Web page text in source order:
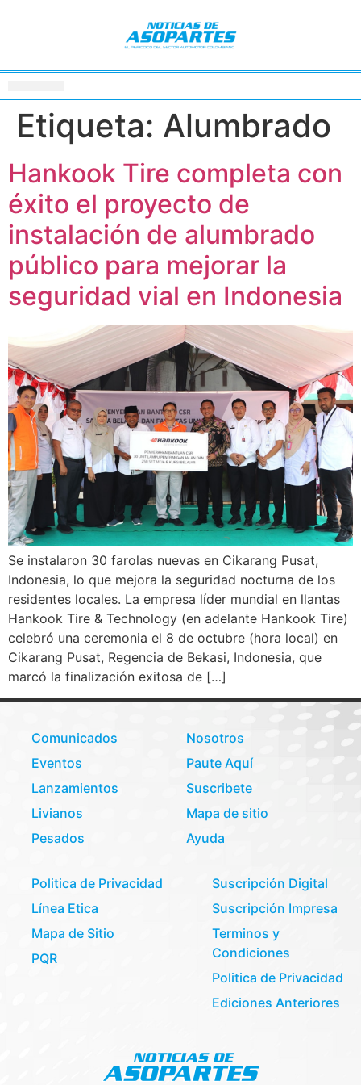
Etiqueta: Alumbrado
Hankook Tire completa con
éxito el proyecto de
instalación de alumbrado
público para mejorar la
seguridad vial en Indonesia
Se instalaron 30 farolas nuevas en Cikarang Pusat,
Indonesia, lo que mejora la seguridad nocturna de los
residentes locales. La empresa líder mundial en llantas
Hankook Tire & Technology (en adelante Hankook Tire)
celebró una ceremonia el 8 de octubre (hora local) en
Cikarang Pusat, Regencia de Bekasi, Indonesia, que
marcó la finalización exitosa de […]
Comunicados
Eventos
Lanzamientos
Livianos
Pesados
Nosotros
Paute Aquí
Suscribete
Mapa de sitio
Ayuda
Politica de Privacidad
Línea Etica
Mapa de Sitio
PQR
Suscripción Digital
Suscripción Impresa
Terminos y
Condiciones
Politica de Privacidad
Ediciones Anteriores